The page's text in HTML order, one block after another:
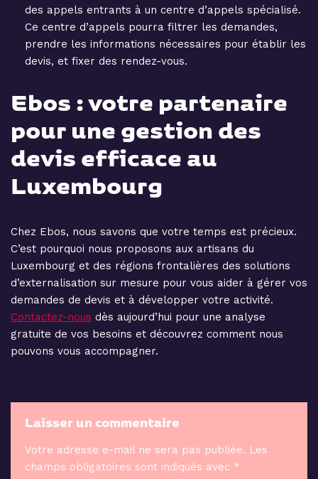
des appels entrants à un centre d’appels spécialisé.
Ce centre d’appels pourra filtrer les demandes,
prendre les informations nécessaires pour établir les
devis, et fixer des rendez-vous.
Ebos : votre partenaire
pour une gestion des
devis efficace au
Luxembourg
Chez Ebos, nous savons que votre temps est précieux.
C’est pourquoi nous proposons aux artisans du
Luxembourg et des régions frontalières des solutions
d’externalisation sur mesure pour vous aider à gérer vos
demandes de devis et à développer votre activité.
Contactez-nous dès aujourd’hui pour une analyse
gratuite de vos besoins et découvrez comment nous
pouvons vous accompagner.
Laisser un commentaire
Votre adresse e-mail ne sera pas publiée. Les
champs obligatoires sont indiqués avec *